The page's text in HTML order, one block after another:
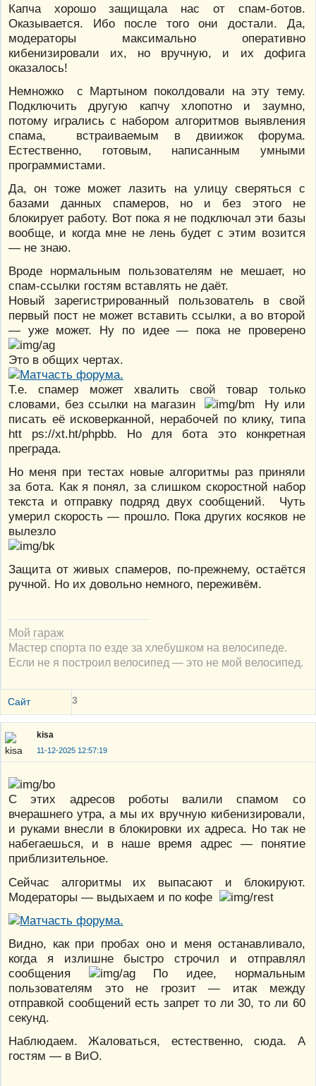
Капча хорошо защищала нас от спам-ботов.
Оказывается. Ибо после того они достали. Да,
модераторы максимально оперативно
кибенизировали их, но вручную, и их дофига
оказалось!
Немножко с Мартыном поколдовали на эту тему.
Подключить другую капчу хлопотно и заумно,
потому игрались с набором алгоритмов выявления
спама, встраиваемым в двиижок форума.
Естественно, готовым, написанным умными
программистами.
Да, он тоже может лазить на улицу сверяться с
базами данных спамеров, но и без этого не
блокирует работу. Вот пока я не подключал эти базы
вообще, и когда мне не лень будет с этим возится
— не знаю.
Вроде нормальным пользователям не мешает, но
спам-ссылки гостям вставлять не даёт.
Новый зарегистрированный пользователь в свой
первый пост не может вставить ссылки, а во второй
— уже может. Ну по идее — пока не проверено
Это в общих чертах.
Т.е. спамер может хвалить свой товар только
словами, без ссылки на магазин
Ну или
писать её исковерканной, нерабочей по клику, типа
htt ps://xt.ht/phpbb. Но для бота это конкретная
преграда.
Но меня при тестах новые алгоритмы раз приняли
за бота. Как я понял, за слишком скоростной набор
текста и отправку подряд двух сообщений. Чуть
умерил скорость — прошло. Пока других косяков не
вылезло
Защита от живых спамеров, по-прежнему, остаётся
ручной. Но их довольно немного, переживём.
Мой гараж
Мастер спорта по езде за хлебушком на велосипеде.
Если не я построил велосипед — это не мой велосипед.
Сайт 3
kisa
11-12-2025 12:57:19
С этих адресов роботы валили спамом со
вчерашнего утра, а мы их вручную кибенизировали,
и руками внесли в блокировки их адреса. Но так не
набегаешься, и в наше время адрес — понятие
приблизительное.
Сейчас алгоритмы их выпасают и блокируют.
Модераторы — выдыхаем и по кофе
Видно, как при пробах оно и меня останавливало,
когда я излишне быстро строчил и отправлял
сообщения
По идее, нормальным
пользователям это не грозит — итак между
отправкой сообщений есть запрет то ли 30, то ли 60
секунд.
Наблюдаем. Жаловаться, естественно, сюда. А
гостям — в ВиО.